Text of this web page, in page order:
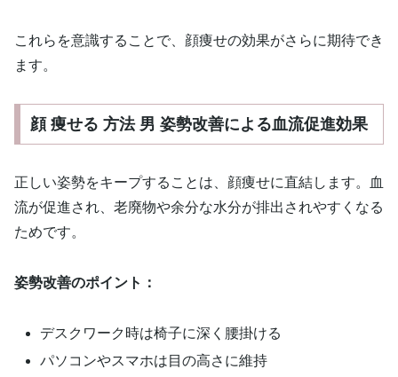
これらを意識することで、顔痩せの効果がさらに期待でき
ます。
顔 痩せる 方法 男 姿勢改善による血流促進効果
正しい姿勢をキープすることは、顔痩せに直結します。血
流が促進され、老廃物や余分な水分が排出されやすくなる
ためです。
姿勢改善のポイント：
デスクワーク時は椅子に深く腰掛ける
パソコンやスマホは目の高さに維持